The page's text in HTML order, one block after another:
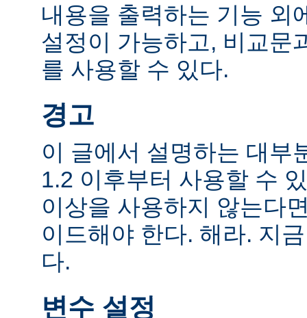
내용을 출력하는 기능 외
설정이 가능하고, 비교문
를 사용할 수 있다.
경고
이 글에서 설명하는 대부
1.2 이후부터 사용할 수
이상을 사용하지 않는다
이드해야 한다. 해라. 지
다.
변수 설정